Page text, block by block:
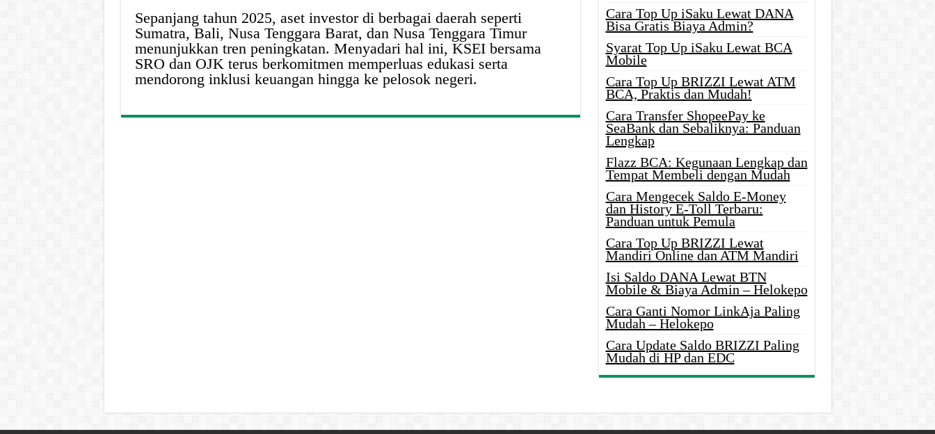
Sepanjang tahun 2025, aset investor di berbagai daerah seperti
Sumatra, Bali, Nusa Tenggara Barat, dan Nusa Tenggara Timur
menunjukkan tren peningkatan. Menyadari hal ini, KSEI bersama
SRO dan OJK terus berkomitmen memperluas edukasi serta
mendorong inklusi keuangan hingga ke pelosok negeri.
Cara Top Up iSaku Lewat DANA
Bisa Gratis Biaya Admin?
Syarat Top Up iSaku Lewat BCA
Mobile
Cara Top Up BRIZZI Lewat ATM
BCA, Praktis dan Mudah!
Cara Transfer ShopeePay ke
SeaBank dan Sebaliknya: Panduan
Lengkap
Flazz BCA: Kegunaan Lengkap dan
Tempat Membeli dengan Mudah
Cara Mengecek Saldo E-Money
dan History E-Toll Terbaru:
Panduan untuk Pemula
Cara Top Up BRIZZI Lewat
Mandiri Online dan ATM Mandiri
Isi Saldo DANA Lewat BTN
Mobile & Biaya Admin – Helokepo
Cara Ganti Nomor LinkAja Paling
Mudah – Helokepo
Cara Update Saldo BRIZZI Paling
Mudah di HP dan EDC